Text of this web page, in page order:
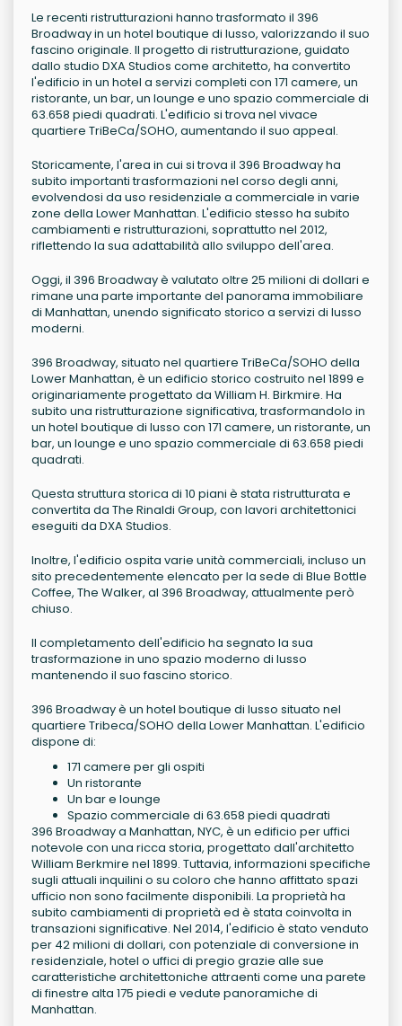
Le recenti ristrutturazioni hanno trasformato il 396
Broadway in un hotel boutique di lusso, valorizzando il suo
fascino originale. Il progetto di ristrutturazione, guidato
dallo studio DXA Studios come architetto, ha convertito
l'edificio in un hotel a servizi completi con 171 camere, un
ristorante, un bar, un lounge e uno spazio commerciale di
63.658 piedi quadrati. L'edificio si trova nel vivace
quartiere TriBeCa/SOHO, aumentando il suo appeal.
Storicamente, l'area in cui si trova il 396 Broadway ha
subito importanti trasformazioni nel corso degli anni,
evolvendosi da uso residenziale a commerciale in varie
zone della Lower Manhattan. L'edificio stesso ha subito
cambiamenti e ristrutturazioni, soprattutto nel 2012,
riflettendo la sua adattabilità allo sviluppo dell'area.
Oggi, il 396 Broadway è valutato oltre 25 milioni di dollari e
rimane una parte importante del panorama immobiliare
di Manhattan, unendo significato storico a servizi di lusso
moderni.
396 Broadway, situato nel quartiere TriBeCa/SOHO della
Lower Manhattan, è un edificio storico costruito nel 1899 e
originariamente progettato da William H. Birkmire. Ha
subito una ristrutturazione significativa, trasformandolo in
un hotel boutique di lusso con 171 camere, un ristorante, un
bar, un lounge e uno spazio commerciale di 63.658 piedi
quadrati.
Questa struttura storica di 10 piani è stata ristrutturata e
convertita da The Rinaldi Group, con lavori architettonici
eseguiti da DXA Studios.
Inoltre, l'edificio ospita varie unità commerciali, incluso un
sito precedentemente elencato per la sede di Blue Bottle
Coffee, The Walker, al 396 Broadway, attualmente però
chiuso.
Il completamento dell'edificio ha segnato la sua
trasformazione in uno spazio moderno di lusso
mantenendo il suo fascino storico.
396 Broadway è un hotel boutique di lusso situato nel
quartiere Tribeca/SOHO della Lower Manhattan. L'edificio
dispone di:
171 camere per gli ospiti
Un ristorante
Un bar e lounge
Spazio commerciale di 63.658 piedi quadrati
396 Broadway a Manhattan, NYC, è un edificio per uffici
notevole con una ricca storia, progettato dall'architetto
William Berkmire nel 1899. Tuttavia, informazioni specifiche
sugli attuali inquilini o su coloro che hanno affittato spazi
ufficio non sono facilmente disponibili. La proprietà ha
subito cambiamenti di proprietà ed è stata coinvolta in
transazioni significative. Nel 2014, l'edificio è stato venduto
per 42 milioni di dollari, con potenziale di conversione in
residenziale, hotel o uffici di pregio grazie alle sue
caratteristiche architettoniche attraenti come una parete
di finestre alta 175 piedi e vedute panoramiche di
Manhattan.